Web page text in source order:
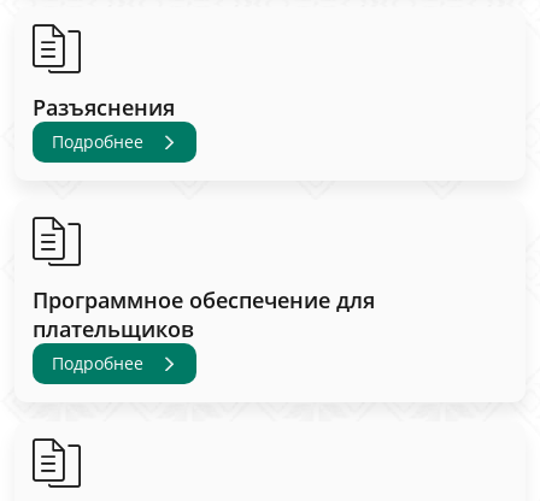
Разъяснения
Подробнее
Программное обеспечение для
плательщиков
Подробнее